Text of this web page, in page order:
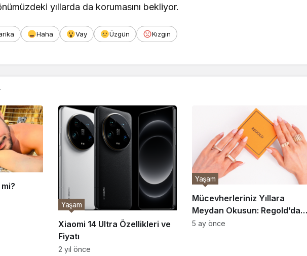
yıllarda da korumasını bekliyor.
Haha Vay Üzgün Kızgın
Xiaomi 14 Ultra Özellikleri ve
Fiyatı
Yaşam
2 yıl önce
Mücevherleriniz Yıllara
Meydan Okusun: Regold’dan
Parlaklığı Korumanın Sırları
Yaşam
5 ay önce